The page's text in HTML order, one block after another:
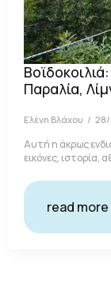
Παραλία,
Ελένη Βλάχου
Αυτή η άκρως
εικόνες, ιστορία,
read more